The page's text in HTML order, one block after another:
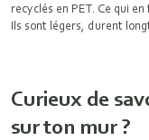
recyclés en PET. Ce qui
Ils sont légers, durent
Curieux de
sur ton mur ?